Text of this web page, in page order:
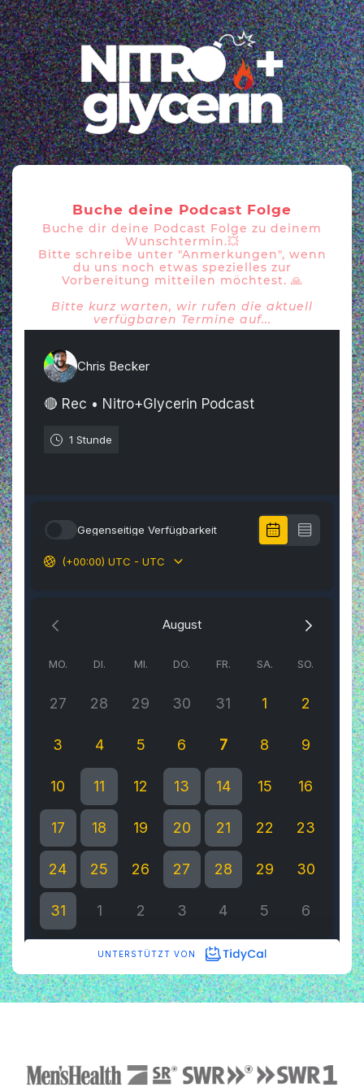
Buche deine Podcast Folge
Buche dir deine Podcast Folge zu deinem
Wunschtermin.💥
Bitte schreibe unter "Anmerkungen", wenn
du uns noch etwas spezielles zur
Vorbereitung mitteilen möchtest. 🙏
Bitte kurz warten, wir rufen die aktuell
verfügbaren Termine auf...